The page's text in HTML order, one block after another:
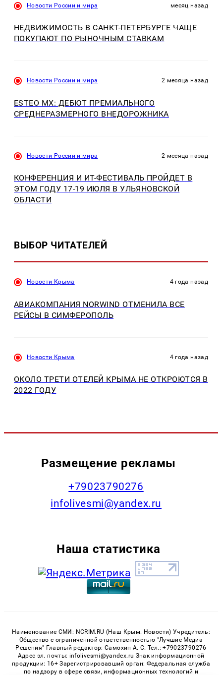
Новости России и мира месяц назад
НЕДВИЖИМОСТЬ В САНКТ-ПЕТЕРБУРГЕ ЧАЩЕ
ПОКУПАЮТ ПО РЫНОЧНЫМ СТАВКАМ
Новости России и мира 2 месяца назад
ESTEO MX: ДЕБЮТ ПРЕМИАЛЬНОГО
СРЕДНЕРАЗМЕРНОГО ВНЕДОРОЖНИКА
Новости России и мира 2 месяца назад
КОНФЕРЕНЦИЯ И ИT-ФЕСТИВАЛЬ ПРОЙДЕТ В
ЭТОМ ГОДУ 17-19 ИЮЛЯ В УЛЬЯНОВСКОЙ
ОБЛАСТИ
ВЫБОР ЧИТАТЕЛЕЙ
Новости Крыма 4 года назад
АВИАКОМПАНИЯ NORWIND ОТМЕНИЛА ВСЕ
РЕЙСЫ В СИМФЕРОПОЛЬ
Новости Крыма 4 года назад
ОКОЛО ТРЕТИ ОТЕЛЕЙ КРЫМА НЕ ОТКРОЮТСЯ В
2022 ГОДУ
Размещение рекламы
+79023790276
infolivesmi@yandex.ru
Наша статистика
Наименование СМИ: NCRIM.RU (Наш Крым. Новости) Учредитель:
Общество с ограниченной ответственностью "Лучшие Медиа
Решения" Главный редактор: Самохин А. С. Тел.: +79023790276
Адрес эл. почты: infolivesmi@yandex.ru Знак информационной
продукции: 16+ Зарегистрировавший орган: Федеральная служба
по надзору в сфере связи, информационных технологий и